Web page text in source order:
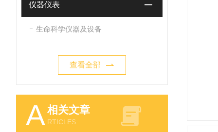
仪器仪表
生命科学仪器及设备
查看全部
A相关文章
RTICLES